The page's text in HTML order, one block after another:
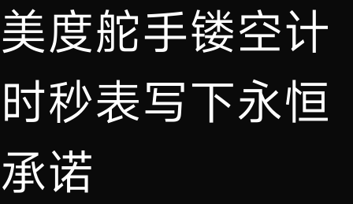
美度舵手镂空计
时秒表写下永恒
承诺